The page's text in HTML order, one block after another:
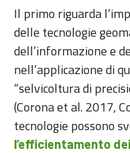
Il primo riguarda
delle tecnologie
dell’informazione e
nell’applicazione di
“selvicoltura di
(Corona et al. 2017,
tecnologie possono
l’efficientamento